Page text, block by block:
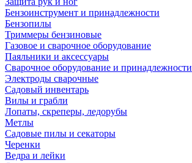
Бензоинструмент и принадлежности
Бензопилы
Триммеры бензиновые
Газовое и сварочное оборудование
Паяльники и аксессуары
Сварочное оборудование и принадлежности
Электроды сварочные
Садовый инвентарь
Вилы и грабли
Лопаты, скреперы, ледорубы
Метлы
Садовые пилы и секаторы
Черенки
Ведра и лейки